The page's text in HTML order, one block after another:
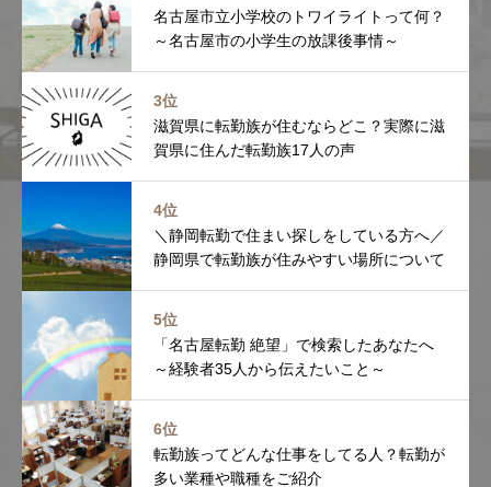
名古屋市立小学校のトワイライトって何？
～名古屋市の小学生の放課後事情～
3位
滋賀県に転勤族が住むならどこ？実際に滋
賀県に住んだ転勤族17人の声
4位
＼静岡転勤で住まい探しをしている方へ／
静岡県で転勤族が住みやすい場所について
5位
「名古屋転勤 絶望」で検索したあなたへ
～経験者35人から伝えたいこと～
6位
転勤族ってどんな仕事をしてる人？転勤が
多い業種や職種をご紹介